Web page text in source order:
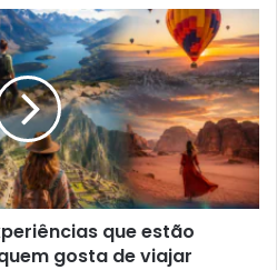
que estão
gosta de viajar